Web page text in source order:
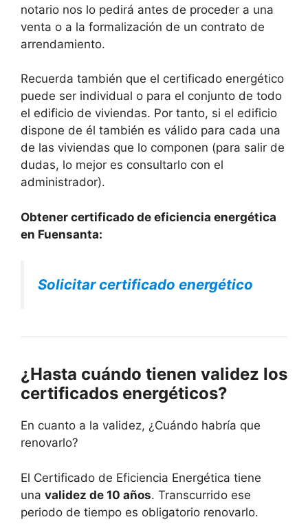
notario nos lo pedirá antes de proceder a una
venta o a la formalización de un contrato de
arrendamiento.
Recuerda también que el certificado energético
puede ser individual o para el conjunto de todo
el edificio de viviendas. Por tanto, si el edificio
dispone de él también es válido para cada una
de las viviendas que lo componen (para salir de
dudas, lo mejor es consultarlo con el
administrador).
Obtener certificado de eficiencia energética
en Fuensanta:
Solicitar certificado energético
¿Hasta cuándo tienen validez los
certificados energéticos?
En cuanto a la validez, ¿Cuándo habría que
renovarlo?
El Certificado de Eficiencia Energética tiene
una validez de 10 años. Transcurrido ese
periodo de tiempo es obligatorio renovarlo.